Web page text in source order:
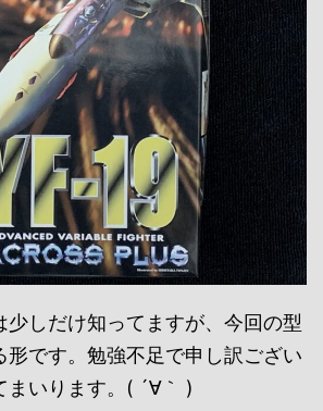
少しだけ知ってますが、今回の型
形です。勉強不足で申し訳ござい
まいります。( ´∀｀ )